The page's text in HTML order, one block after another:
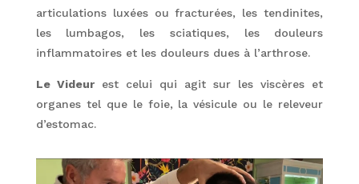
articulations luxées ou fracturées, les tendinites,
les lumbagos, les sciatiques, les douleurs
inflammatoires et les douleurs dues à l’arthrose.
Le Videurest celui qui agit sur les viscères et
organes tel que le foie, la vésicule ou le releveur
d’estomac.